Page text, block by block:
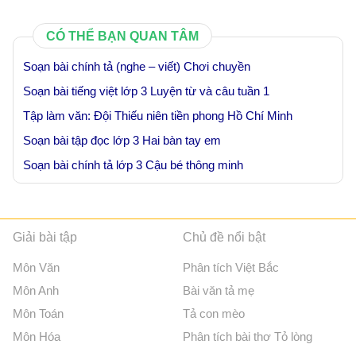
CÓ THỂ BẠN QUAN TÂM
Soạn bài chính tả (nghe – viết) Chơi chuyền
Soạn bài tiếng việt lớp 3 Luyện từ và câu tuần 1
Tập làm văn: Đội Thiếu niên tiền phong Hồ Chí Minh
Soạn bài tập đọc lớp 3 Hai bàn tay em
Soạn bài chính tả lớp 3 Cậu bé thông minh
Giải bài tập
Môn Văn
Môn Anh
Môn Toán
Môn Hóa
Chủ đề nổi bật
Phân tích Việt Bắc
Bài văn tả mẹ
Tả con mèo
Phân tích bài thơ Tỏ lòng